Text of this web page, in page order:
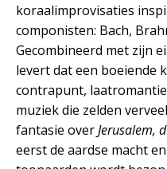
koraalimprovisaties
componisten: Bach,
Gecombineerd met zijn
levert dat een boeiende
contrapunt,
muziek die zelden
fantasie overJerusalem,
eerst de aardse macht